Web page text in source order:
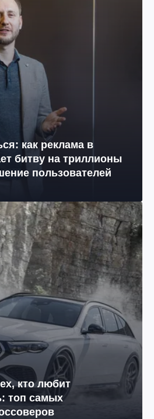
как реклама в
битву на триллионы
пользователей
кто любит
топ самых